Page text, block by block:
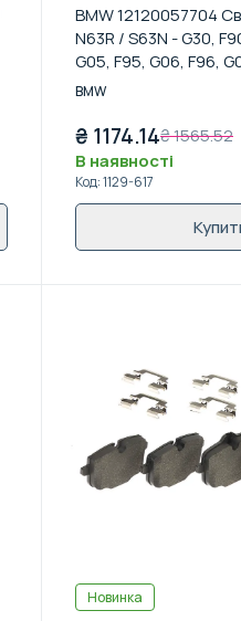
BMW 12120057704
N63R / S63N - G30,
G05, F95, G06, F96,
BMW
₴ 1174.14₴1565.52
В наявності
Код:1129-617
Новинка